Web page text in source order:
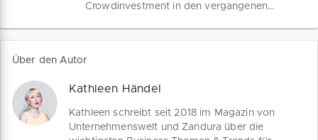
Partnern? Wer scheitert öfter in den
Crowdinvestment in den vergangenen
eingenommen werden. Am häufigsten
investierten die Anleger in
Immobilienprojekte (212 Mio EUR),
Unternehmen (80 Mio EUR) und
Über den Autor
Kathleen Händel
Kathleen schreibt seit 2018 im Magazin von
Unternehmenswelt und Zandura über die